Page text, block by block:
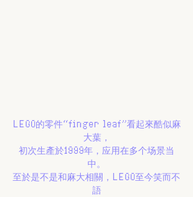
LEGO的零件“finger leaf”看起來酷似麻
大葉，
初次生產於1999年，应用在多个场景当
中。
至於是不是和麻大相關，LEGO至今笑而不
語